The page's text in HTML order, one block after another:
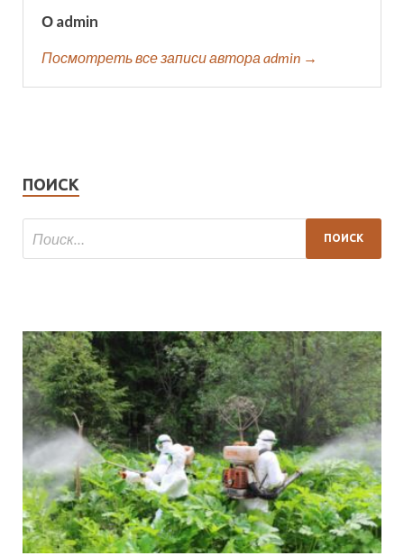
О admin
Посмотреть все записи автора admin →
ПОИСК